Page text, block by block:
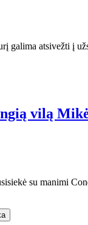
galima atsivežti į
vilą
su manimi